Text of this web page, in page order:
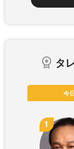
タ
今